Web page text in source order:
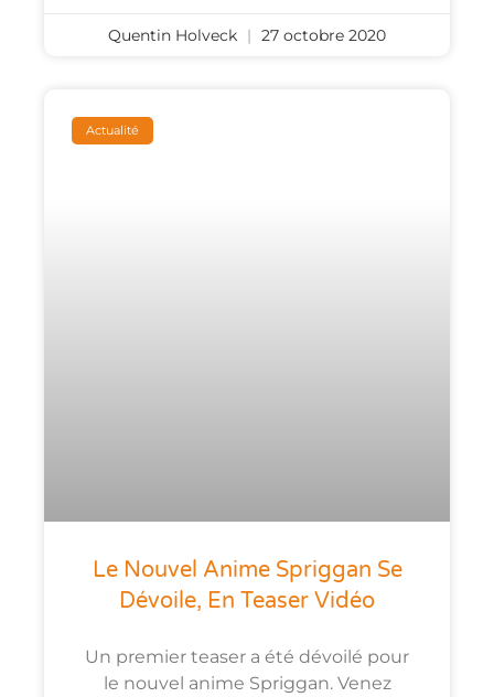
Quentin Holveck 27 octobre 2020
Actualité
Le Nouvel Anime Spriggan Se
Dévoile, En Teaser Vidéo
Un premier teaser a été dévoilé pour
le nouvel anime Spriggan. Venez